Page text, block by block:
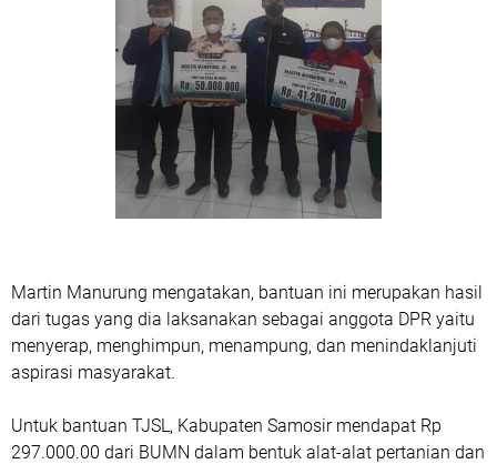
Martin Manurung mengatakan, bantuan ini merupakan hasil
dari tugas yang dia laksanakan sebagai anggota DPR yaitu
menyerap, menghimpun, menampung, dan menindaklanjuti
aspirasi masyarakat.
Untuk bantuan TJSL, Kabupaten Samosir mendapat Rp
297.000.00 dari BUMN dalam bentuk alat-alat pertanian dan